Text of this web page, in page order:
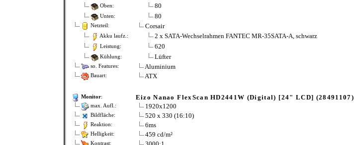
Oben: 80
Unten: 80
Netzteil: Corsair
Akku laufz.: 2 x SATA-Wechselrahmen FANTEC MR-35SATA-A, schwarz
Leistung: 620
Kühlung: Lüfter
so. Features: Aluminium
Bauart: ATX
Monitor: Eizo Nanao FlexScan HD2441W (Digital) [24" LCD] (28491107)
max. Aufl.: 1920x1200
Bildfläche: 520 x 330 (16:10)
Reaktion: 6ms
Helligkeit: 459 cd/m²
Kontrast: